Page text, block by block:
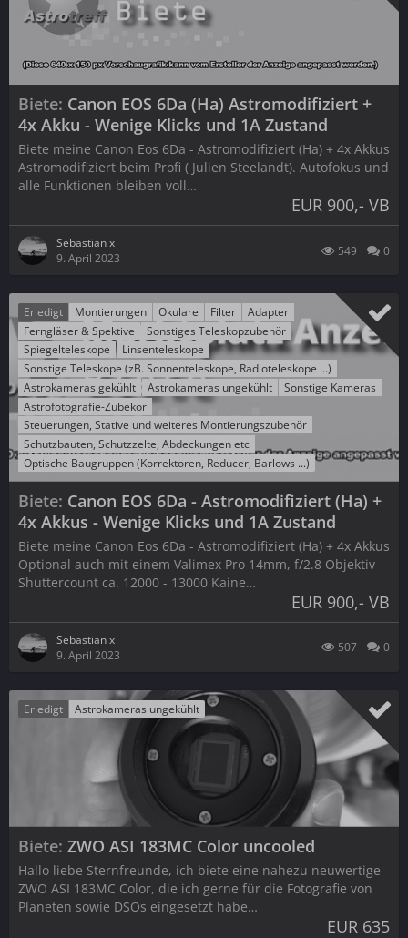
Biete Canon EOS 6Da (Ha) Astromodifiziert +
4x Akku - Wenige Klicks und 1A Zustand
Biete meine Canon Eos 6Da - Astromodifiziert (Ha) + 4x Akkus
Astromodifiziert beim Profi ( Julien Steelandt). Autofokus und
alle Funktionen bleiben voll…
EUR 900,- VB
Sebastian x
9. April 2023
549 0
Erledigt Montierungen Okulare Filter
Adapter
Ferngläser & Spektive
Sonstiges Teleskopzubehör
Spiegelteleskope
Linsenteleskope
Sonstige Teleskope (zB. Sonnenteleskope, Radioteleskope ...)
Astrokameras gekühlt
Astrokameras ungekühlt
Sonstige Kameras
Astrofotografie-Zubekör
Steuerungen, Stative und weiteres Montierungszubehör
Schutzbauten, Schutzzelte, Abdeckungen etc
Optische Baugruppen (Korrektoren, Reducer, Barlows ...)
Biete Canon EOS 6Da - Astromodifiziert (Ha) +
4x Akkus - Wenige Klicks und 1A Zustand
Biete meine Canon Eos 6Da - Astromodifiziert (Ha) + 4x Akkus
Optional auch mit einem Valimex Pro 14mm, f/2.8 Objektiv
Shuttercount ca. 12000 - 13000 Kaine…
EUR 900,- VB
Sebastian x
9. April 2023
507 0
Erledigt Astrokameras ungekühlt
Biete ZWO ASI 183MC Color uncooled
Hallo liebe Sternfreunde, ich biete eine nahezu neuwertige
ZWO ASI 183MC Color, die ich gerne für die Fotografie von
Planeten sowie DSOs eingesetzt habe…
EUR 635